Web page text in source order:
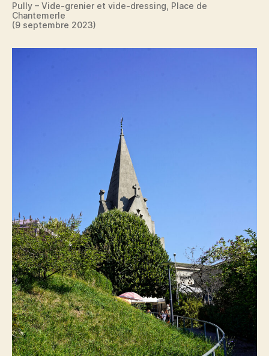
Pully – Vide-grenier et vide-dressing, Place de
Chantemerle
(9 septembre 2023)